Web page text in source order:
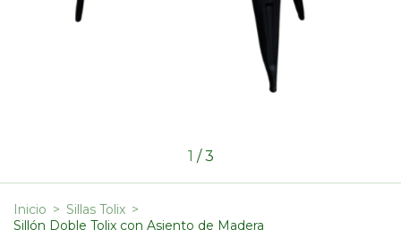
1 /3
Inicio > Sillas Tolix >
Sillón Doble Tolix con Asiento de Madera